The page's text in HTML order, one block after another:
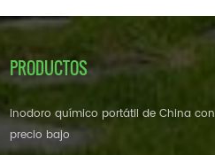
PRODUCTOS
inodoro químico portátil de China con
precio bajo